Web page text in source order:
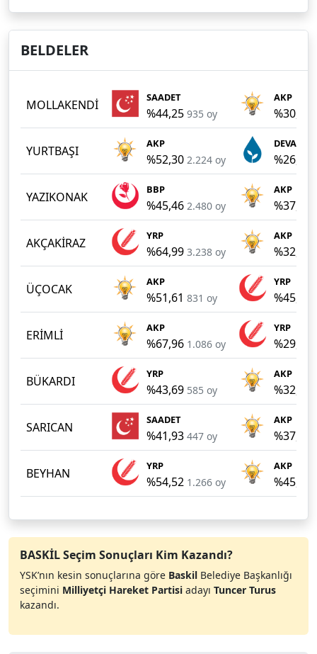
BELDELER
MOLLAKENDİ SAADET
%44,25 935 oy
AKP
%30,34
YURTBAŞI AKP
%52,30 2.224 oy
DEVA
%26,58
YAZIKONAK BBP
%45,46 2.480 oy
AKP
%37,86
AKÇAKİRAZ YRP
%64,99 3.238 oy
AKP
%32,90
ÜÇOCAK AKP
%51,61 831 oy
YRP
%45,90
ERİMLİ AKP
%67,96 1.086 oy
YRP
%29,04
BÜKARDI YRP
%43,69 585 oy
AKP
%32,41
SARICAN SAADET
%41,93 447 oy
AKP
%37,15
BEYHAN YRP
%54,52 1.266 oy
AKP
%45,09
BASKİL Seçim Sonuçları Kim Kazandı?
YSK’nın kesin sonuçlarına göre Baskil Belediye Başkanlığı
seçimini Milliyetçi Hareket Partisi adayı Tuncer Turus
kazandı.